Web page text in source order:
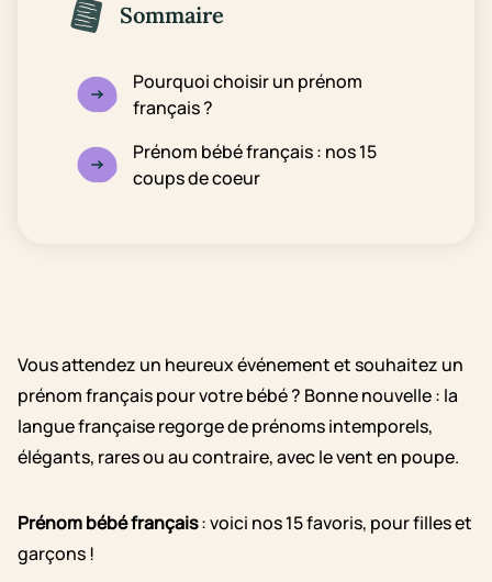
Sommaire
Pourquoi choisir un prénom
français ?
Prénom bébé français : nos 15
coups de coeur
Vous attendez un heureux événement et souhaitez un
prénom français pour votre bébé ? Bonne nouvelle : la
langue française regorge de prénoms intemporels,
élégants, rares ou au contraire, avec le vent en poupe.
Prénom bébé français: voici nos 15 favoris, pour filles et
garçons !